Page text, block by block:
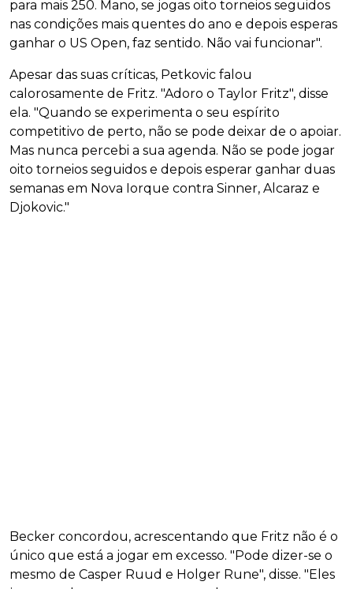
para mais 250. Mano, se jogas oito torneios seguidos
nas condições mais quentes do ano e depois esperas
ganhar o US Open, faz sentido. Não vai funcionar".
Apesar das suas críticas, Petkovic falou
calorosamente de Fritz. "Adoro o Taylor Fritz", disse
ela. "Quando se experimenta o seu espírito
competitivo de perto, não se pode deixar de o apoiar.
Mas nunca percebi a sua agenda. Não se pode jogar
oito torneios seguidos e depois esperar ganhar duas
semanas em Nova Iorque contra Sinner, Alcaraz e
Djokovic."
Becker concordou, acrescentando que Fritz não é o
único que está a jogar em excesso. "Pode dizer-se o
mesmo de Casper Ruud e Holger Rune", disse. "Eles